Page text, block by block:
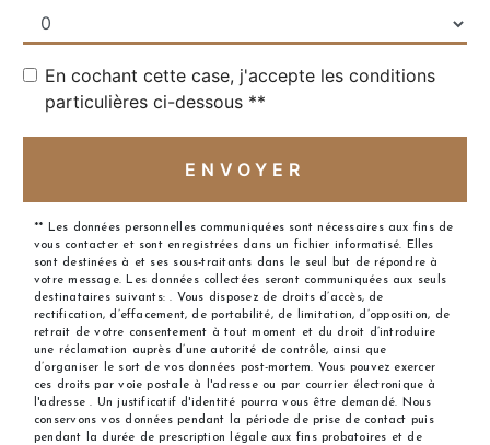
En cochant cette case, j'accepte les conditions
particulières ci-dessous **
ENVOYER
** Les données personnelles communiquées sont nécessaires aux fins de
vous contacter et sont enregistrées dans un fichier informatisé. Elles
sont destinées à et ses sous-traitants dans le seul but de répondre à
votre message. Les données collectées seront communiquées aux seuls
destinataires suivants: . Vous disposez de droits d’accès, de
rectification, d’effacement, de portabilité, de limitation, d’opposition, de
retrait de votre consentement à tout moment et du droit d’introduire
une réclamation auprès d’une autorité de contrôle, ainsi que
d’organiser le sort de vos données post-mortem. Vous pouvez exercer
ces droits par voie postale à l'adresse ou par courrier électronique à
l'adresse . Un justificatif d'identité pourra vous être demandé. Nous
conservons vos données pendant la période de prise de contact puis
pendant la durée de prescription légale aux fins probatoires et de